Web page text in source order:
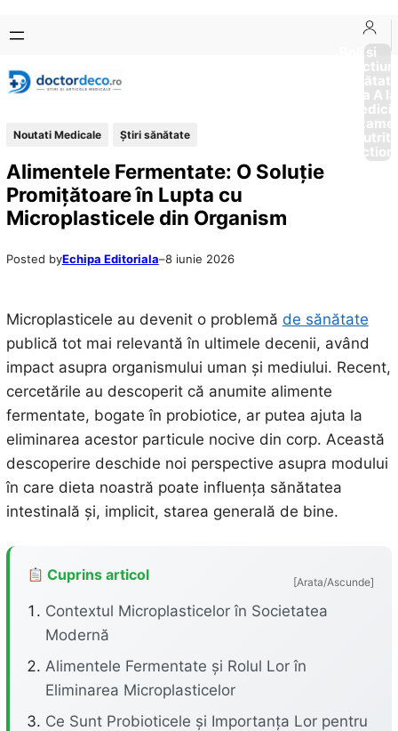
conținut
content
Boli si
Afectiuni
Sănătate
de la A
Noutati Medicale Ştiri sănătate
Alimentele Fermentate: O Soluție
Promițătoare în Lupta cu
Microplasticele din Organism
Posted byEchipa Editoriala–8 iunie 2026
Microplasticele au devenit o problemă de sănătate
publică tot mai relevantă în ultimele decenii, având
impact asupra organismului uman și mediului. Recent,
cercetările au descoperit că anumite alimente
fermentate, bogate în probiotice, ar putea ajuta la
eliminarea acestor particule nocive din corp. Această
descoperire deschide noi perspective asupra modului
în care dieta noastră poate influența sănătatea
intestinală și, implicit, starea generală de bine.
Cuprins articol [Arata/Ascunde]
Contextul Microplasticelor în Societatea
Modernă
Alimentele Fermentate și Rolul Lor în
Eliminarea Microplasticelor
Ce Sunt Probioticele și Importanța Lor pentru